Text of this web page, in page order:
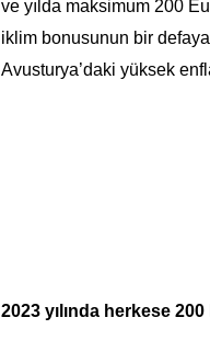
ve yılda maksimum 200
iklim bonusunun bir
Avusturya’daki yüksek
2023 yılında herkese